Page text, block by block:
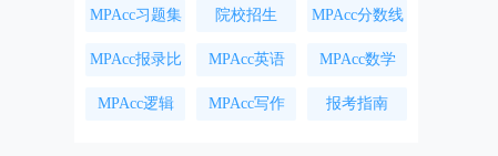
MPAcc习题集 院校招生 MPAcc分数线
MPAcc报录比 MPAcc英语 MPAcc数学
MPAcc逻辑 MPAcc写作 报考指南